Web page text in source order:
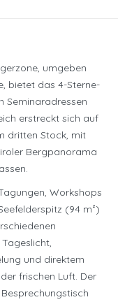
umgeben
bietet das 4-Sterne-
Seminaradressen
erstreckt sich auf
dritten Stock, mit
Bergpanorama
Workshops
(94 m²)
und direktem
frischen Luft. Der